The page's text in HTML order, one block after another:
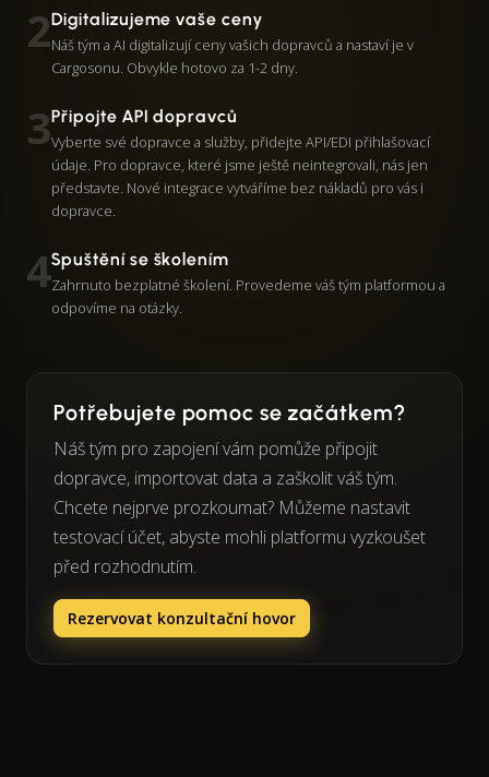
2Digitalizujeme vaše ceny
Náš tým a AI digitalizují ceny vašich dopravců a nastaví je v
Cargosonu. Obvykle hotovo za 1-2 dny.
3Připojte API dopravců
Vyberte své dopravce a služby, přidejte API/EDI přihlašovací
údaje. Pro dopravce, které jsme ještě neintegrovali, nás jen
představte. Nové integrace vytváříme bez nákladů pro vás i
dopravce.
4Spuštění se školením
Zahrnuto bezplatné školení. Provedeme váš tým platformou a
odpovíme na otázky.
Potřebujete pomoc se začátkem?
Náš tým pro zapojení vám pomůže připojit
dopravce, importovat data a zaškolit váš tým.
Chcete nejprve prozkoumat? Můžeme nastavit
testovací účet, abyste mohli platformu vyzkoušet
před rozhodnutím.
Rezervovat konzultační hovor